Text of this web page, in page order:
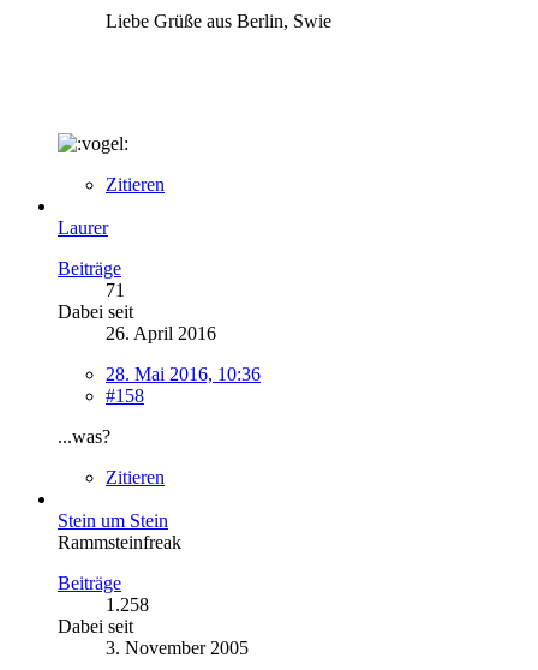
Liebe Grüße aus Berlin, Swie
Zitieren
Laurer
Beiträge
71
Dabei seit
26. April 2016
28. Mai 2016, 10:36
#158
...was?
Zitieren
Stein um Stein
Rammsteinfreak
Beiträge
1.258
Dabei seit
3. November 2005